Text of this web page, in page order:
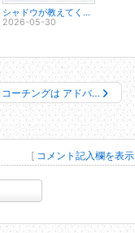
シャドウが教えてくれる「本当は自由に生きたかった自分」の話
2026-05-30
コーチングは アドバ…
[ コメント記入欄を表示